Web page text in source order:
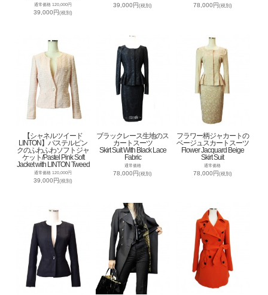
通常価格 120,000円
39,000円(税別)
39,000円(税別) 78,000円(税別)
【シャネルツイード
LINTON】パステルピン
クのふわふわソフトジャ
ケット/Pastel Pink Soft
Jacket with LINTON Tweed
通常価格 120,000円
39,000円(税別)
ブラックレース生地のス
カートスーツ
Skirt Suit With Black Lace
Fabric
通常価格
78,000円(税別)
フラワー柄ジャカートの
ベージュスカートスーツ
Flower Jacquard Beige
Skirt Suit
通常価格
78,000円(税別)